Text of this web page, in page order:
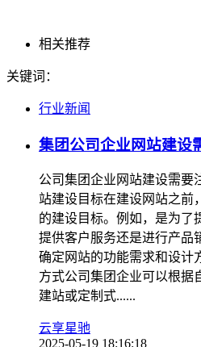
相关推荐
关键词：
行业新闻
集团公司企业网站建设
公司集团企业网站建设需要
站建设目标在建设网站之前
的建设目标。例如，是为了
提供客户服务还是进行产品
确定网站的功能需求和设计
方式公司集团企业可以根据
建站或定制式......
云享星驰
2025-05-19 18:16:18